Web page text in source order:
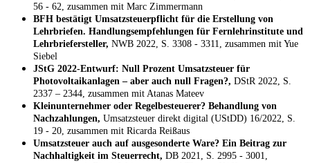
56 - 62, zusammen mit Marc Zimmermann
BFH bestätigt Umsatzsteuerpflicht für die Erstellung von
Lehrbriefen. Handlungsempfehlungen für Fernlehrinstitute und
Lehrbriefersteller, NWB 2022, S. 3308 - 3311, zusammen mit Yue
Siebel
JStG 2022-Entwurf: Null Prozent Umsatzsteuer für
Photovoltaikanlagen – aber auch null Fragen?, DStR 2022, S.
2337 – 2344, zusammen mit Atanas Mateev
Kleinunternehmer oder Regelbesteuerer? Behandlung von
Nachzahlungen, Umsatzsteuer direkt digital (UStDD) 16/2022, S.
19 - 20, zusammen mit Ricarda Reißaus
Umsatzsteuer auch auf ausgesonderte Ware? Ein Beitrag zur
Nachhaltigkeit im Steuerrecht, DB 2021, S. 2995 - 3001,